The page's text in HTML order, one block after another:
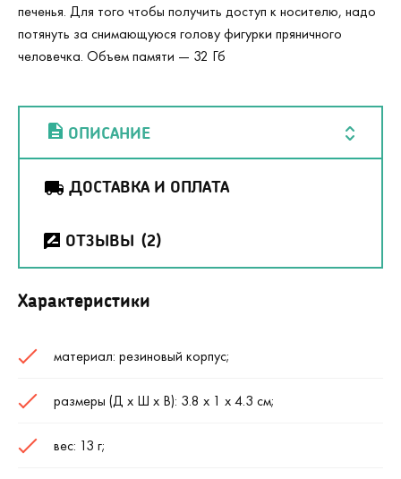
печенья. Для того чтобы получить доступ к носителю, надо
потянуть за снимающуюся голову фигурки пряничного
человечка. Объем памяти — 32 Гб
ОПИСАНИЕ
ДОСТАВКА И ОПЛАТА
ОТЗЫВЫ (2)
Характеристики
материал: резиновый корпус;
размеры (Д х Ш х В): 3.8 х 1 х 4.3 см;
вес: 13 г;